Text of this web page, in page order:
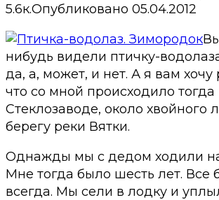
5.6к.Опубликовано 05.04.2012
нибудь видели птичку-
да, а, может, и нет. А я вам хочу
что со мной происходило тогда
Стеклозаводе, около хвойного
берегу реки Вятки.
Однажды мы с дедом ходили
Мне тогда было шесть лет. Все
всегда. Мы сели в лодку и